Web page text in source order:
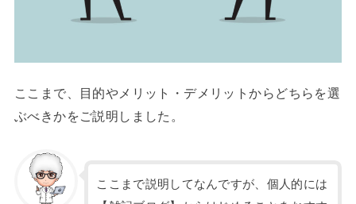
ここまで、目的やメリット・デメリットからどちらを選
ぶべきかをご説明しました。
ここまで説明してなんですが、個人的には